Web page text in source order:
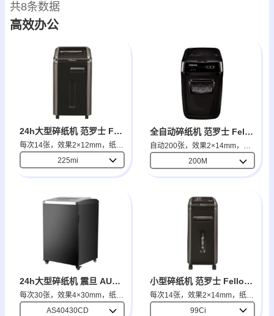
共8条数据
高效办公
24h大型碎纸机 范罗士 Fellowes
225mi
全自动碎纸机 范罗士 Fellowes
自动200张，效果2×14mm，纸箱32.2L
200M
24h大型碎纸机 震旦 AURORA
每次30张，效果4×30mm，纸箱130L
AS40430CD
小型碎纸机 范罗士 Fellowes
99Ci